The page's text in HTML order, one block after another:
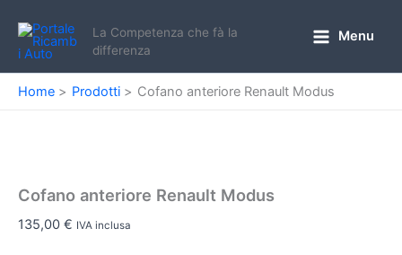
contenuto
La Competenza che fà la
differenza
Menu
Menu
Home Prodotti Cofano anteriore Renault Modus
Cofano anteriore Renault Modus
135,00 € IVA inclusa